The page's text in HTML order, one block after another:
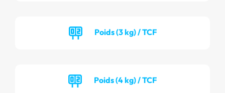
Poids (3 kg) / TCF
Poids (4 kg) / TCF